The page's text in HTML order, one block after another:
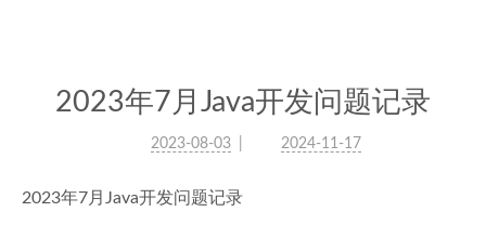
2023年7月Java开发问题记录
2023-08-03 2024-11-17
2023年7月Java开发问题记录